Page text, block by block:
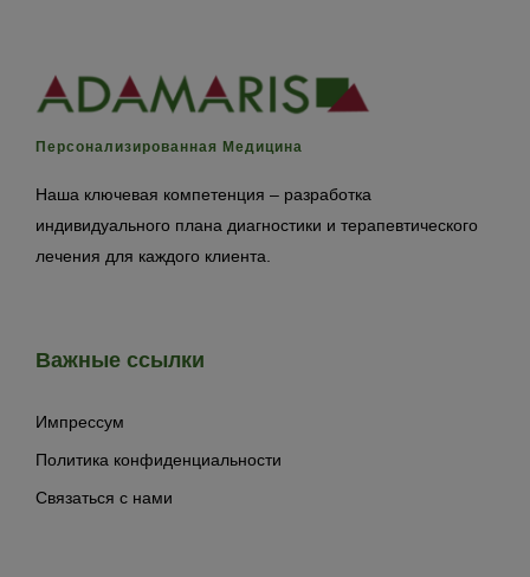
Важные ссылки
Импрессум
Политика конфиденциальности
Связаться с нами
Персонализированная Медицина
Наша ключевая компетенция – разработка
индивидуального плана диагностики и терапевтического
лечения для каждого клиента.